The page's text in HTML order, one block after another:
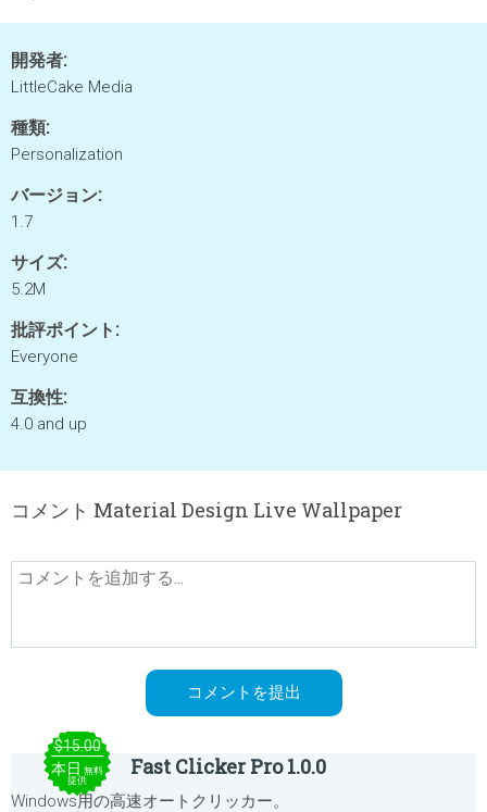
開発者:
LittleCake Media
種類:
Personalization
バージョン:
1.7
サイズ:
5.2M
批評ポイント:
Everyone
互換性:
4.0 and up
コメント Material Design Live Wallpaper
$15.00
本日 無料
提供
Fast Clicker Pro 1.0.0
Windows用の高速オートクリッカー。